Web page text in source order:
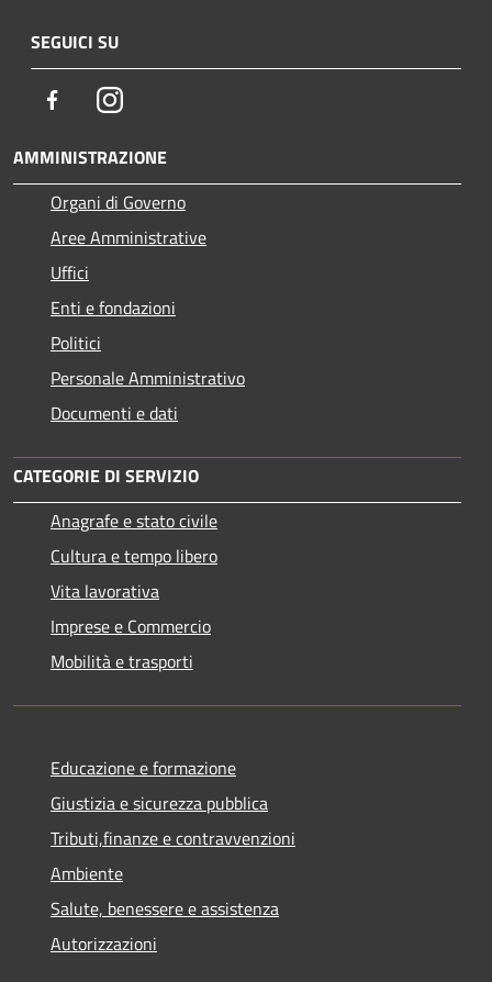
SEGUICI SU
FacebookInstagram
AMMINISTRAZIONE
Organi di Governo
Aree Amministrative
Uffici
Enti e fondazioni
Politici
Personale Amministrativo
Documenti e dati
CATEGORIE DI SERVIZIO
Anagrafe e stato civile
Cultura e tempo libero
Vita lavorativa
Imprese e Commercio
Mobilità e trasporti
Educazione e formazione
Giustizia e sicurezza pubblica
Tributi,finanze e contravvenzioni
Ambiente
Salute, benessere e assistenza
Autorizzazioni